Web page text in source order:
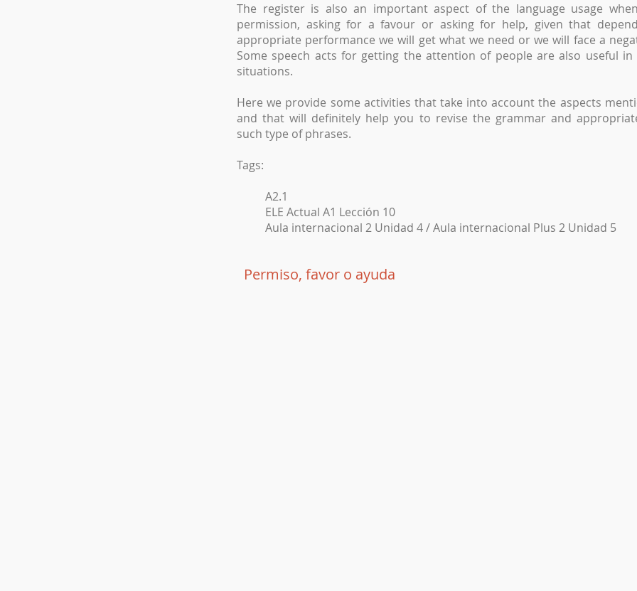
The register is also an important aspect of the language usage
permission, asking for a favour or asking for help, given that
appropriate performance we will get what we need or we will face a
Some speech acts for getting the attention of people are also useful
situations.
Here we provide some activities that take into account the aspects
and that will definitely help you to revise the grammar and
such type of phrases.
Tags:
A2.1
ELE Actual A1 Lección 10
Aula internacional 2 Unidad 4 / Aula internacional Plus 2 Unidad 5
Permiso, favor o ayuda